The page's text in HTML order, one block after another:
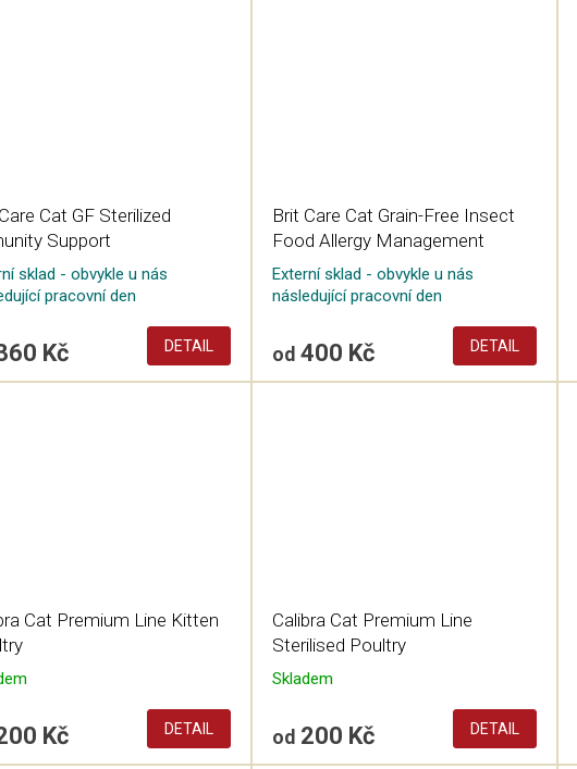
Cat GF Sterilized
Support
sklad - obvykle u nás
pracovní den
Kč DETAIL
Brit Care Cat Grain-Free Insect
Food Allergy Management
Externí sklad - obvykle u nás
následující pracovní den
od400 Kč DETAIL
Cat Premium Line Kitten
Kč DETAIL
Calibra Cat Premium Line
Sterilised Poultry
Skladem
od200 Kč DETAIL